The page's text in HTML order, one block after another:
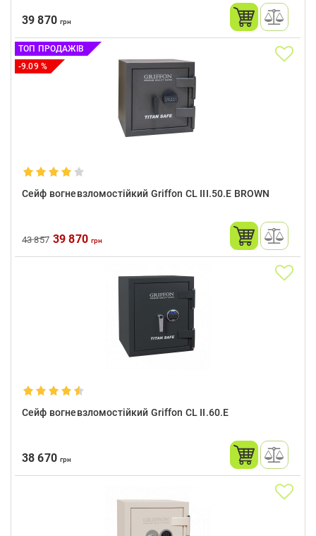
39 870грн
ТОП ПРОДАЖІВ
-9.09 %
Сейф вогневзломостійкий Griffon CL III.50.E BROWN
43 857 39 870 грн
Сейф вогневзломостійкий Griffon CL II.60.E
38 670грн